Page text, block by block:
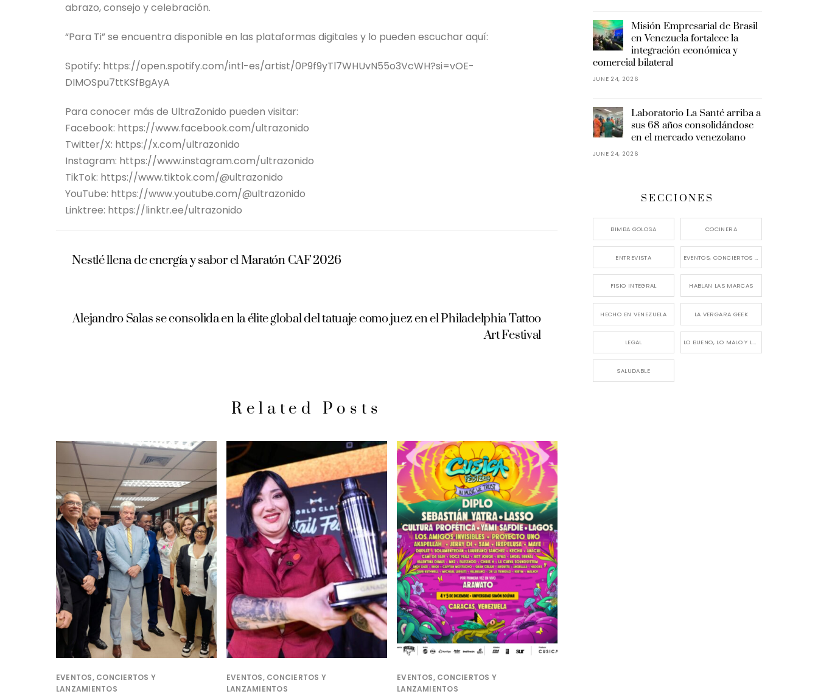
abrazo, consejo y celebración.
“Para Ti” se encuentra disponible en las plataformas digitales y lo pueden escuchar aquí:
Spotify: https://open.spotify.com/intl-es/artist/0P9f9yTl7WHUvN55o3VcWH?si=vOE-
DIMOSpu7ttKSfBgAyA
Para conocer más de UltraZonido pueden visitar:
Facebook: https://www.facebook.com/ultrazonido
Twitter/X: https://x.com/ultrazonido
Instagram: https://www.instagram.com/ultrazonido
TikTok: https://www.tiktok.com/@ultrazonido
YouTube: https://www.youtube.com/@ultrazonido
Linktree: https://linktr.ee/ultrazonido
Nestlé llena de energía y sabor el Maratón CAF 2026
Alejandro Salas se consolida en la élite global del tatuaje como juez en el Philadelphia Tattoo
Art Festival
Related Posts
EVENTOS, CONCIERTOS Y
LANZAMIENTOS
EVENTOS, CONCIERTOS Y
LANZAMIENTOS
EVENTOS, CONCIERTOS Y
LANZAMIENTOS
Misión Empresarial de Brasil
en Venezuela fortalece la
integración económica y
comercial bilateral
JUNE 24, 2026
Laboratorio La Santé arriba a
sus 68 años consolidándose
en el mercado venezolano
JUNE 24, 2026
SECCIONES
BIMBA GOLOSA COCINERA
ENTREVISTA
FISIO INTEGRAL HABLAN LAS MARCAS
HECHO EN VENEZUELA LA VERGARA GEEK
LEGAL LO BUENO, LO MALO Y LO FEO
SALUDABLE